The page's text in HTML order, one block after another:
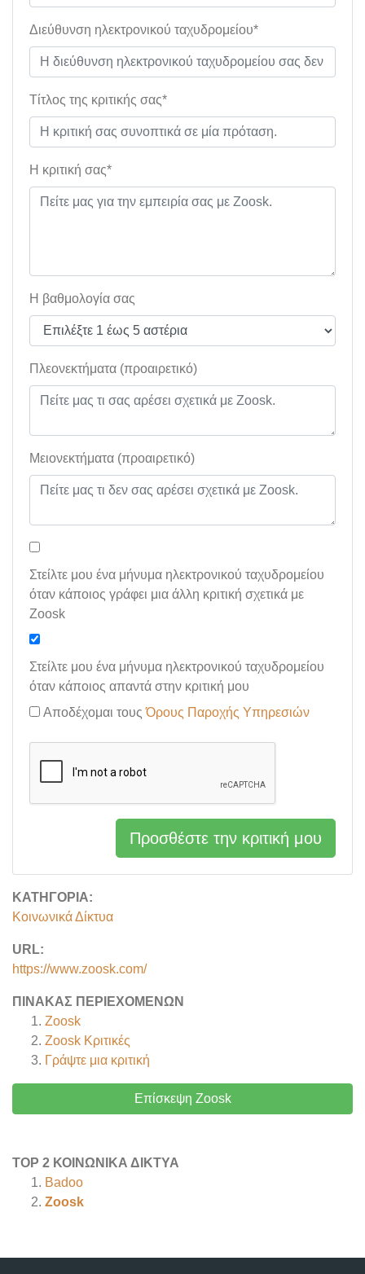
ΚΑΤΗΓΟΡΊΑ:
Κοινωνικά Δίκτυα
URL:
https://www.zoosk.com/
ΠΊΝΑΚΑΣ ΠΕΡΙΕΧΟΜΈΝΩΝ
Zoosk
Zoosk Κριτικές
Γράψτε μια κριτική
Επίσκεψη Zoosk
TOP 2 ΚΟΙΝΩΝΙΚΆ ΔΊΚΤΥΑ
Badoo
Zoosk
Διεύθυνση ηλεκτρονικού ταχυδρομείου*
Τίτλος της κριτικής σας*
Η κριτική σας*
Η βαθμολογία σας
Πλεονεκτήματα (προαιρετικό)
Μειονεκτήματα (προαιρετικό)
Στείλτε μου ένα μήνυμα ηλεκτρονικού ταχυδρομείου
όταν κάποιος γράφει μια άλλη κριτική σχετικά με
Zoosk
Στείλτε μου ένα μήνυμα ηλεκτρονικού ταχυδρομείου
όταν κάποιος απαντά στην κριτική μου
Αποδέχομαι τουςΌρους Παροχής Υπηρεσιών
Προσθέστε την κριτική μου